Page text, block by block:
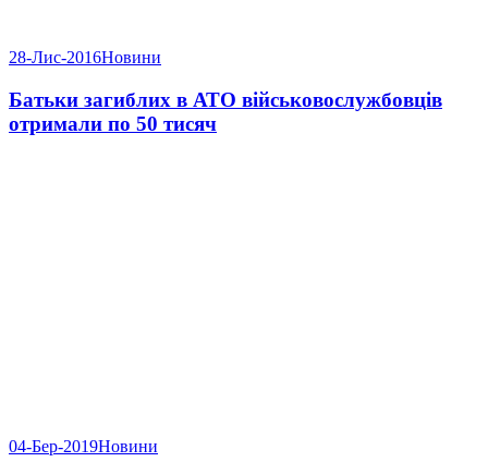
28-Лис-2016Новини
Батьки загиблих в АТО військовослужбовців
отримали по 50 тисяч
04-Бер-2019Новини